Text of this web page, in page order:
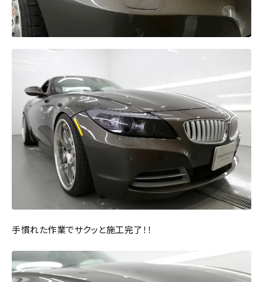
手慣れた作業でサクッと施工完了！！